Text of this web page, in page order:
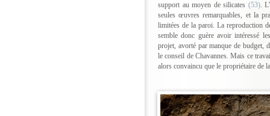
support au moyen de silicates (53).
seules œuvres remarquables, et la
limitées de la paroi. La reproduction
semble donc guère avoir intéressé
projet, avorté par manque de budget,
le conseil de Chavannes. Mais ce
alors convaincu que le propriétaire de